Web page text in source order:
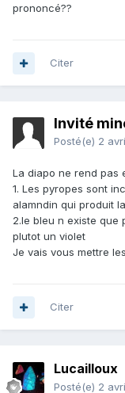
prononcé??
Citer
Invité
Posté(e) 2
La diapo ne rend pas
1. Les pyropes sont
alamndin qui produit
2.le bleu n existe
plutot un violet
Je vais vous mettre
Citer
Lucailloux
Posté(e) 2